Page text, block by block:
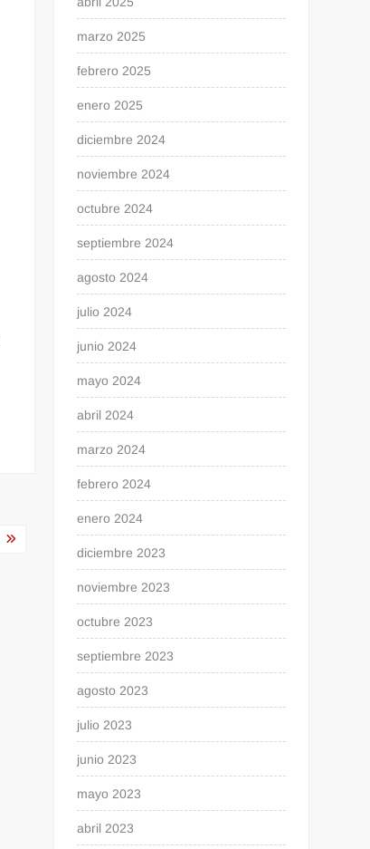
marzo 2025
febrero 2025
enero 2025
diciembre 2024
noviembre 2024
octubre 2024
septiembre 2024
agosto 2024
julio 2024
junio 2024
mayo 2024
abril 2024
marzo 2024
febrero 2024
enero 2024
diciembre 2023
noviembre 2023
octubre 2023
septiembre 2023
agosto 2023
julio 2023
junio 2023
mayo 2023
abril 2023